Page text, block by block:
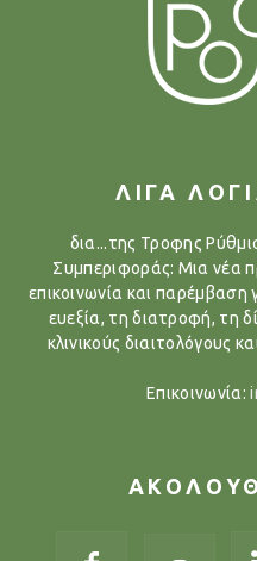
ΛΙΓΑ
δια...της Τροφης
Συμπεριφοράς: Μια νέα
επικοινωνία και παρέμβαση
ευεξία, τη διατροφή, τη
κλινικούς διαιτολόγους
Επικοινωνία: